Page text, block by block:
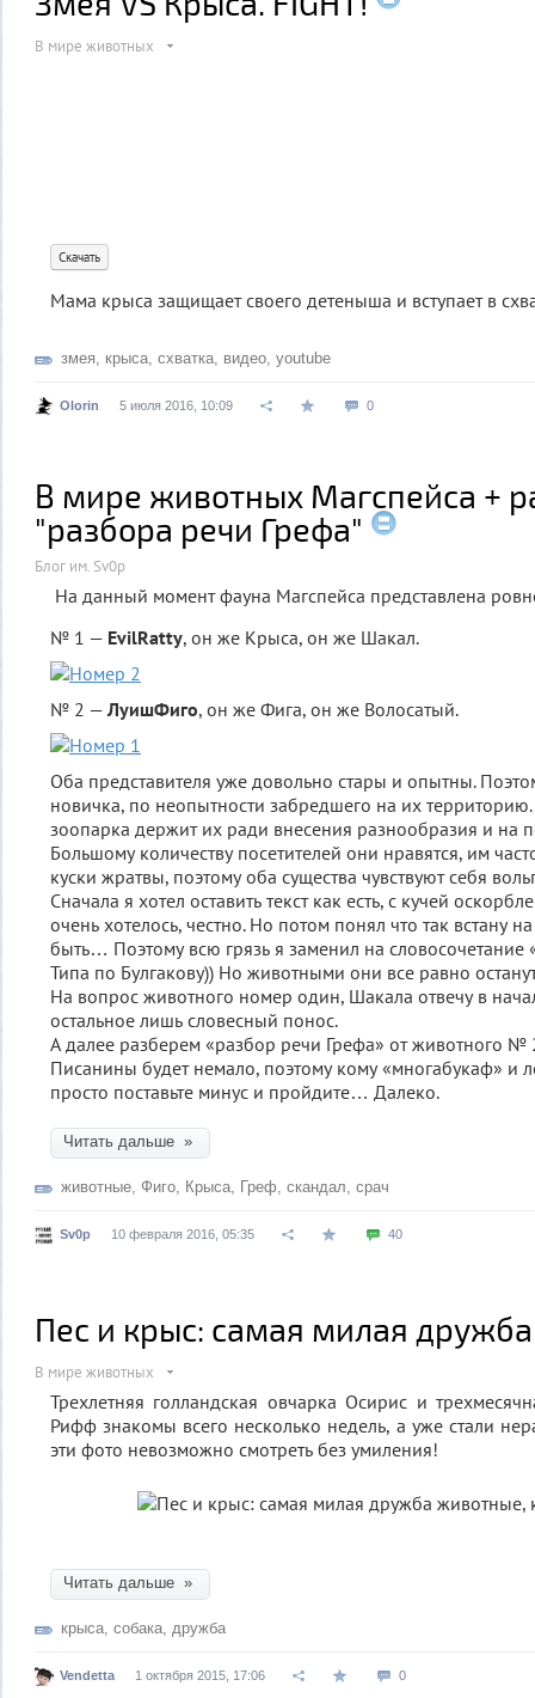
В мире животных
Скачать
Мама крыса защищает своего детеныша и вступает в
змея крыса схватка видео youtube
Olorin 5 июля 2016, 10:09 0
В мире животных Магспейса +
"разбора речи Грефа"
Блог им. Sv0p
На данный момент фауна Магспейса представлена
№ 1 — EvilRatty, он же Крыса, он же Шакал.
№ 2 — ЛуишФиго, он же Фига, он же Волосатый.
Оба представителя уже довольно стары и опытны.
новичка, по неопытности забредшего на их
зоопарка держит их ради внесения разнообразия и на
Большому количеству посетителей они нравятся, им
куски жратвы, поэтому оба существа чувствуют себя
Сначала я хотел оставить текст как есть, с кучей
очень хотелось, честно. Но потом понял что так встану
быть… Поэтому всю грязь я заменил на словосочетание
Типа по Булгакову)) Но животными они все равно
На вопрос животного номер один, Шакала отвечу в
остальное лишь словесный понос.
А далее разберем «разбор речи Грефа» от животного №
Писанины будет немало, поэтому кому «многабукаф» и
просто поставьте минус и пройдите… Далеко.
Читать дальше »
животные Фиго Крыса Греф скандал срач
Sv0p 10 февраля 2016, 05:35 40
Пес и крыс: самая милая дружба
В мире животных
Трехлетняя голландская овчарка Осирис и
Рифф знакомы всего несколько недель, а уже стали
эти фото невозможно смотреть без умиления!
Читать дальше »
крыса собака дружба
Vendetta 1 октября 2015, 17:06 0